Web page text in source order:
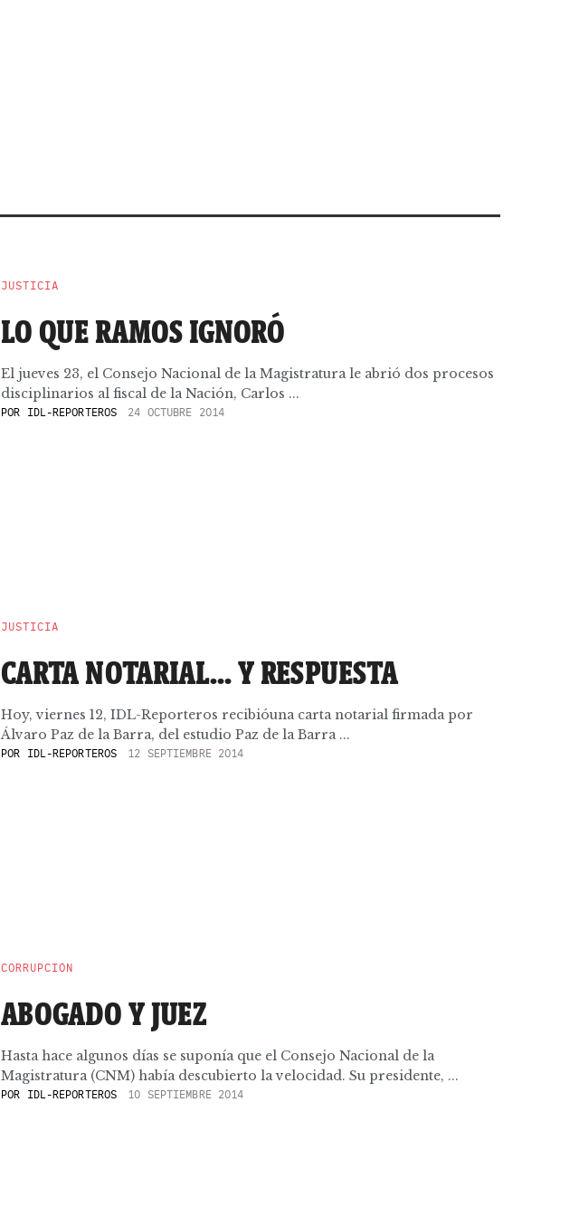
JUSTICIA
LO QUE RAMOS IGNORÓ
El jueves 23, el Consejo Nacional de la Magistratura le abrió dos procesos
disciplinarios al fiscal de la Nación, Carlos ...
POR IDL-REPORTEROS 24 OCTUBRE 2014
JUSTICIA
CARTA NOTARIAL… Y RESPUESTA
Hoy, viernes 12, IDL-Reporteros recibióuna carta notarial firmada por
Álvaro Paz de la Barra, del estudio Paz de la Barra ...
POR IDL-REPORTEROS 12 SEPTIEMBRE 2014
CORRUPCIÓN
ABOGADO Y JUEZ
Hasta hace algunos días se suponía que el Consejo Nacional de la
Magistratura (CNM) había descubierto la velocidad. Su presidente, ...
POR IDL-REPORTEROS 10 SEPTIEMBRE 2014